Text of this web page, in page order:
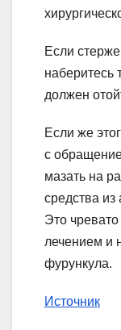
Если
наберитесь
должен
Если же
с
мазать на
средства
Это
лечением и
фурункула.
Источник